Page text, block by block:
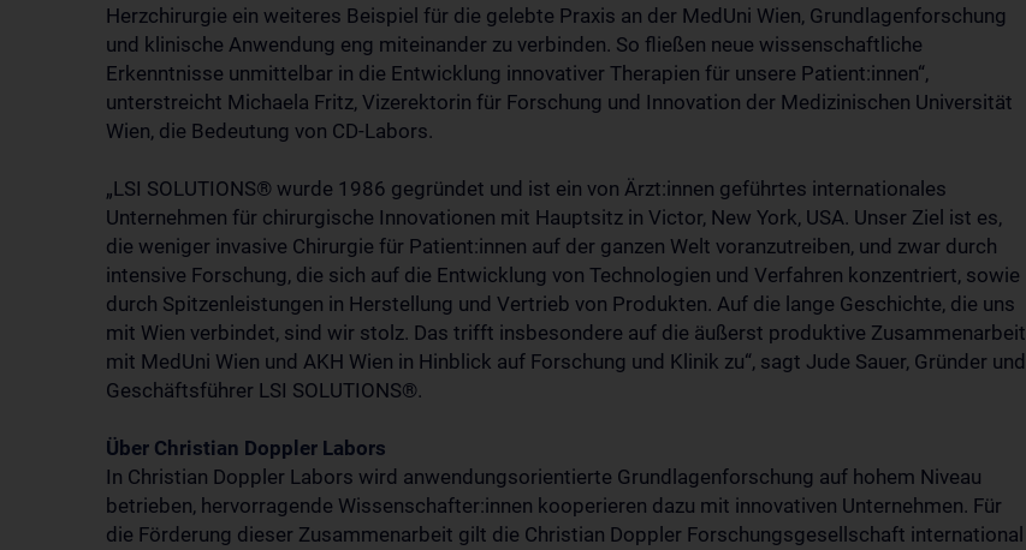
Herzchirurgie ein weiteres Beispiel für die gelebte Praxis an der MedUni Wien, Grundlagenforschung
und klinische Anwendung eng miteinander zu verbinden. So fließen neue wissenschaftliche
Erkenntnisse unmittelbar in die Entwicklung innovativer Therapien für unsere Patient:innen“,
unterstreicht Michaela Fritz, Vizerektorin für Forschung und Innovation der Medizinischen Universität
Wien, die Bedeutung von CD-Labors.
„LSI SOLUTIONS® wurde 1986 gegründet und ist ein von Ärzt:innen geführtes internationales
Unternehmen für chirurgische Innovationen mit Hauptsitz in Victor, New York, USA. Unser Ziel ist es,
die weniger invasive Chirurgie für Patient:innen auf der ganzen Welt voranzutreiben, und zwar durch
intensive Forschung, die sich auf die Entwicklung von Technologien und Verfahren konzentriert, sowie
durch Spitzenleistungen in Herstellung und Vertrieb von Produkten. Auf die lange Geschichte, die uns
mit Wien verbindet, sind wir stolz. Das trifft insbesondere auf die äußerst produktive Zusammenarbeit
mit MedUni Wien und AKH Wien in Hinblick auf Forschung und Klinik zu“, sagt Jude Sauer, Gründer und
Geschäftsführer LSI SOLUTIONS®.
Über Christian Doppler Labors
In Christian Doppler Labors wird anwendungsorientierte Grundlagenforschung auf hohem Niveau
betrieben, hervorragende Wissenschafter:innen kooperieren dazu mit innovativen Unternehmen. Für
die Förderung dieser Zusammenarbeit gilt die Christian Doppler Forschungsgesellschaft international